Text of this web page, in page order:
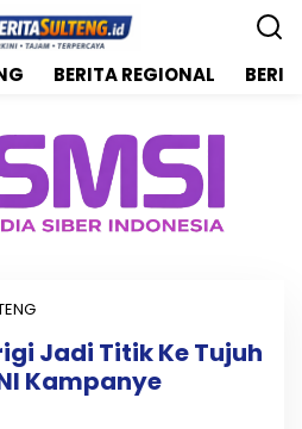
BERITA REGIONAL
s
a
Jadi Titik Ke Tujuh
Kampanye